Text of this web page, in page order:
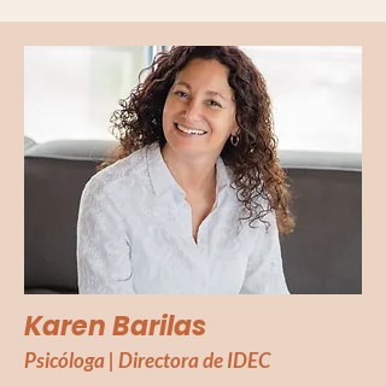
Karen Barilas
Psicóloga | Directora de IDEC